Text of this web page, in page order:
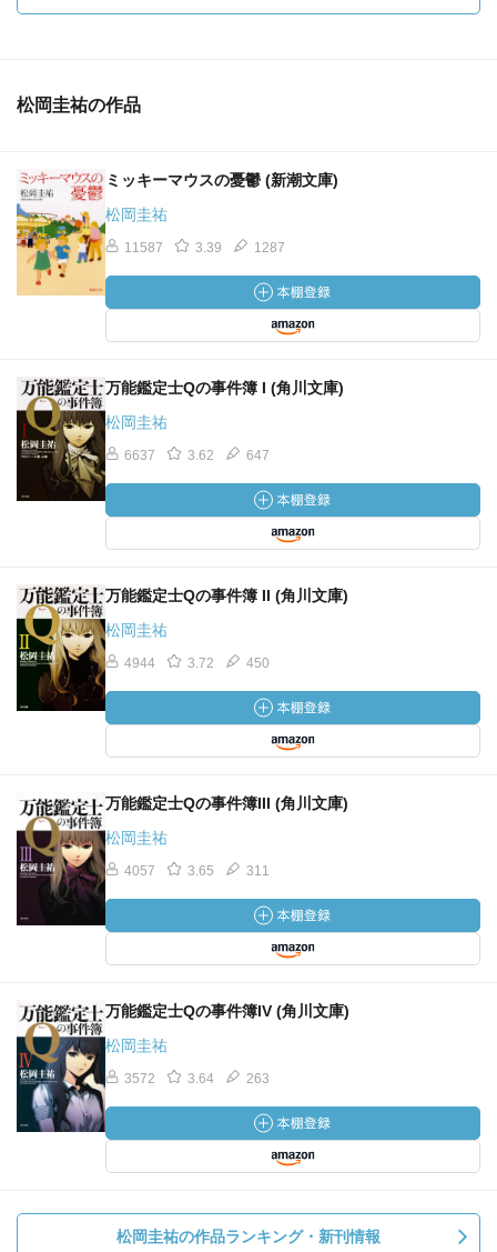
松岡圭祐の作品
ミッキーマウスの憂鬱 (新潮文庫)
松岡圭祐
11587 3.39 1287
万能鑑定士Qの事件簿 I (角川文庫)
松岡圭祐
6637 3.62 647
万能鑑定士Qの事件簿 II (角川文庫)
松岡圭祐
4944 3.72 450
万能鑑定士Qの事件簿III (角川文庫)
松岡圭祐
4057 3.65 311
万能鑑定士Qの事件簿IV (角川文庫)
松岡圭祐
3572 3.64 263
松岡圭祐の作品ランキング・新刊情報